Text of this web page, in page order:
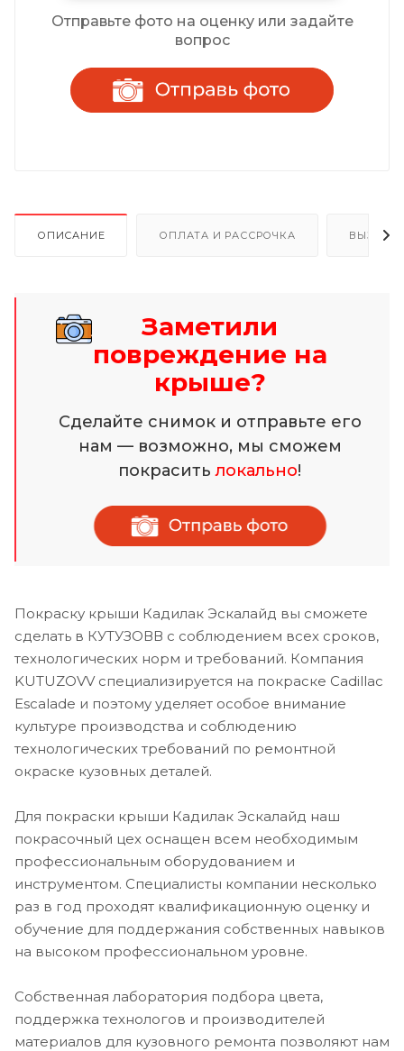
Отправьте фото на оценку или задайте
вопрос
ОПИСАНИЕ ОПЛАТА И РАССРОЧКА ВЫЗОВ
Заметили
повреждение на
крыше?
Сделайте снимок и отправьте его
нам — возможно, мы сможем
покраситьлокально!
Покраску крыши Кадилак Эскалайд вы сможете
сделать в КУТУЗОВВ с соблюдением всех сроков,
технологических норм и требований. Компания
KUTUZOVV специализируется на покраске Cadillac
Escalade и поэтому уделяет особое внимание
культуре производства и соблюдению
технологических требований по ремонтной
окраске кузовных деталей.
Для покраски крыши Кадилак Эскалайд наш
покрасочный цех оснащен всем необходимым
профессиональным оборудованием и
инструментом. Специалисты компании несколько
раз в год проходят квалификационную оценку и
обучение для поддержания собственных навыков
на высоком профессиональном уровне.
Собственная лаборатория подбора цвета,
поддержка технологов и производителей
материалов для кузовного ремонта позволяют нам